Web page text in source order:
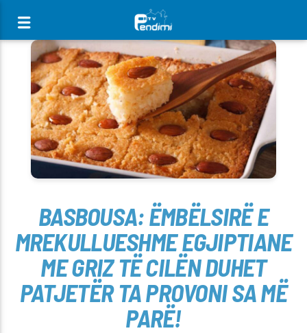
[There are no radio stations in the database]
BASBOUSA: ËMBËLSIRË E
MREKULLUESHME EGJIPTIANE
ME GRIZ TË CILËN DUHET
PATJETËR TA PROVONI SA MË
PARË!